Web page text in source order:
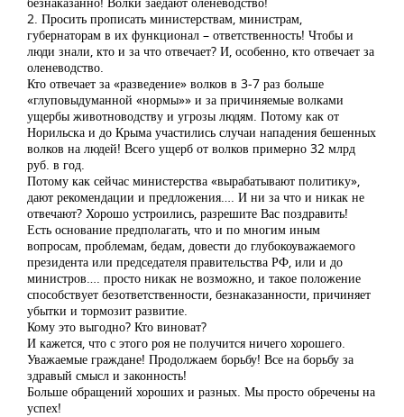
2. Просить прописать министерствам, министрам,
губернаторам в их функционал – ответственность! Чтобы и
люди знали, кто и за что отвечает? И, особенно, кто отвечает за
оленеводство.
Кто отвечает за «разведение» волков в 3-7 раз больше
«глуповыдуманной «нормы»» и за причиняемые волками
ущербы животноводству и угрозы людям. Потому как от
Норильска и до Крыма участились случаи нападения бешенных
волков на людей! Всего ущерб от волков примерно 32 млрд
руб. в год.
Потому как сейчас министерства «вырабатывают политику»,
дают рекомендации и предложения…. И ни за что и никак не
отвечают? Хорошо устроились, разрешите Вас поздравить!
Есть основание предполагать, что и по многим иным
вопросам, проблемам, бедам, довести до глубокоуважаемого
президента или председателя правительства РФ, или и до
министров…. просто никак не возможно, и такое положение
способствует безответственности, безнаказанности, причиняет
убытки и тормозит развитие.
Кому это выгодно? Кто виноват?
И кажется, что с этого роя не получится ничего хорошего.
Уважаемые граждане! Продолжаем борьбу! Все на борьбу за
здравый смысл и законность!
Больше обращений хороших и разных. Мы просто обречены на
успех!